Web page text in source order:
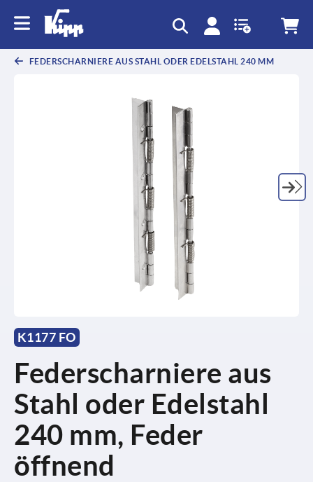
FEDERSCHARNIERE AUS STAHL ODER EDELSTAHL 240 MM
K1177 FO
Federscharniere aus
Stahl oder Edelstahl
240 mm, Feder
öffnend